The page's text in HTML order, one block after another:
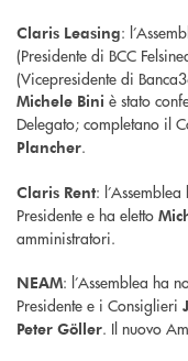
Claris Leasing:
(Presidente di BCC
(Vicepresidente di
Michele Bini è stato
Delegato; completano il
Plancher.
Claris Rent:
Presidente e ha eletto
amministratori.
NEAM: l’Assemblea ha
Presidente e i Consiglieri
Peter Göller. Il nuovo